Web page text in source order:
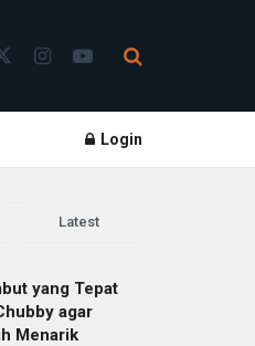
Login
Latest
yang Tepat
agar
Menarik